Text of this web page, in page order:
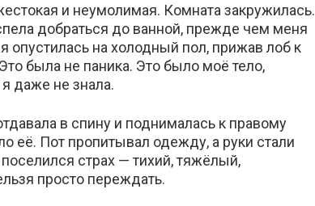
и неумолимая. Комната закружилась.
добраться до ванной, прежде чем меня
опустилась на холодный пол, прижав лоб к
была не паника. Это было моё тело,
даже не знала.
в спину и поднималась к правому
её. Пот пропитывал одежду, а руки стали
страх — тихий, тяжёлый,
просто переждать.